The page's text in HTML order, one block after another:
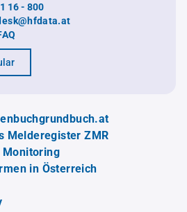
16 - 800
Melderegister ZMR
Monitoring
in Österreich